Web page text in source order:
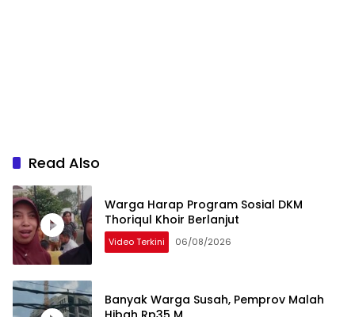
Read Also
Warga Harap Program Sosial DKM
Thoriqul Khoir Berlanjut
Video Terkini 06/08/2026
Banyak Warga Susah, Pemprov Malah